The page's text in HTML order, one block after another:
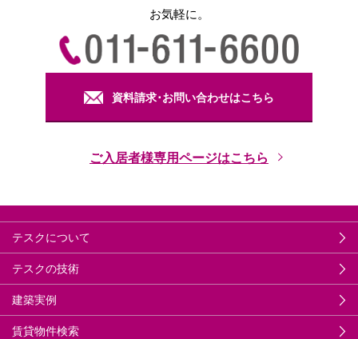
お気軽に。
資料請求･お問い合わせはこちら
ご入居者様専用ページはこちら
テスクについて
テスクの技術
建築実例
賃貸物件検索